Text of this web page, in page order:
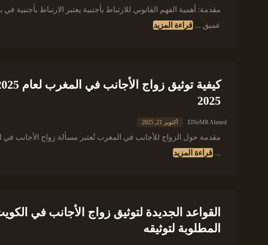
مقدمة: أهمية الفهم القانوني للارتباط بأجنبية يعتبر الارتباط بأجنبية
عميق ... قراءة المزيد
2025
ElNeMR Ahmed أكتوبر 21, 2025
مقدمة حول الزواج للأجانب في المغرب تُعتبر مسألة زواج الأجانب
... قراءة المزيد
المطلوبة لتوثيقه